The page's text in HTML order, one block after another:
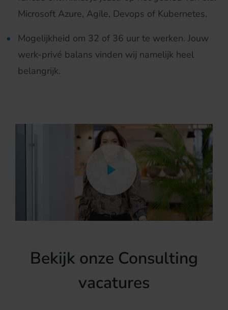
Microsoft Azure, Agile, Devops of Kubernetes.
Mogelijkheid om 32 of 36 uur te werken. Jouw
werk-privé balans vinden wij namelijk heel
belangrijk.
Bekijk onze Consulting
vacatures